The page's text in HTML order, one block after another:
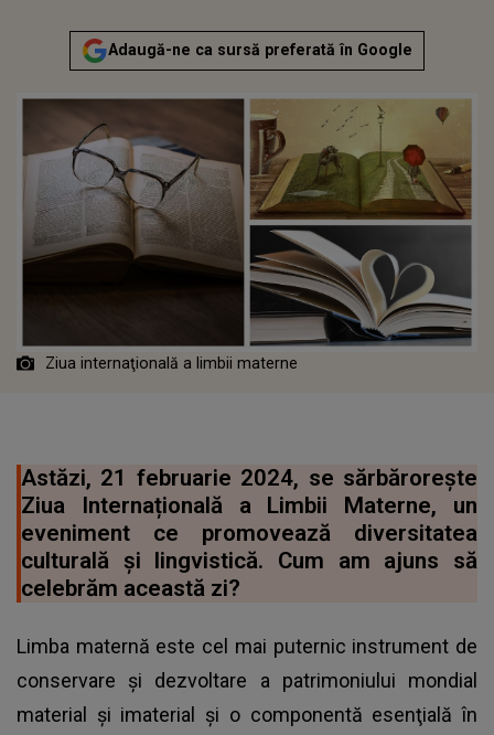
Adaugă-ne ca sursă preferată în Google
Ziua internaţională a limbii materne
Astăzi, 21 februarie 2024, se sărbăroreşte
Ziua Internațională a Limbii Materne, un
eveniment ce promovează diversitatea
culturală și lingvistică. Cum am ajuns să
celebrăm această zi?
Limba maternă este cel mai puternic instrument de
conservare şi dezvoltare a patrimoniului mondial
material şi imaterial şi o componentă esenţială în